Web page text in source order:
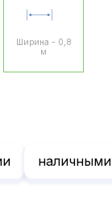
Ширина - 0,8
м
наличными